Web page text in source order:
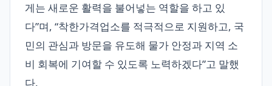
게는 새로운 활력을 불어넣는 역할을 하고 있
다”며, “착한가격업소를 적극적으로 지원하고, 국
민의 관심과 방문을 유도해 물가 안정과 지역 소
비 회복에 기여할 수 있도록 노력하겠다”고 말했
다.